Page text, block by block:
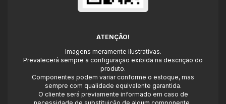
ATENÇÃO!
Imagens meramente ilustrativas.
Prevalecerá sempre a configuração exibida na descrição do
produto.
Componentes podem variar conforme o estoque, mas
sempre com qualidade equivalente garantida.
O cliente será previamente informado em caso de